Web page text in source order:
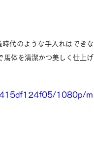
代のような手入れはできな
馬体を清潔かつ美しく仕上げ
1080p/m